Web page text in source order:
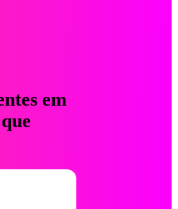
em